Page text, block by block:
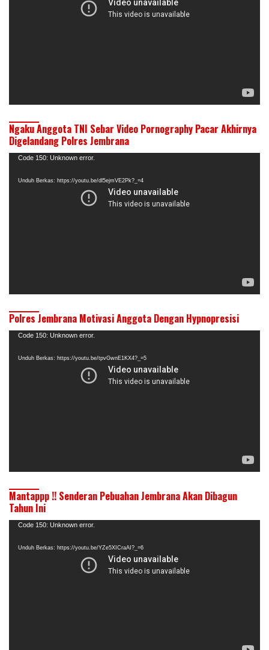
Ngaku Anggota TNI Sebar Video Pornography Pacar Akhirnya
Digelandang Polres Jembrana
Pemutar
Code 150: Unknown error.
Unduh Berkas: https://youtu.be/dl5ejmVE2Pk?_=4
Polres Jembrana Motivasi Anggota Dengan Hypnopresisi
Pemutar
Code 150: Unknown error.
Unduh Berkas: https://youtu.be/tpvGwnE1KX4?_=5
Mantappp !! Senderan Pebuahan Jembrana Akan Dibagun
Tahun Ini
Pemutar
Code 150: Unknown error.
Unduh Berkas: https://youtu.be/YZe5XICraAI?_=6